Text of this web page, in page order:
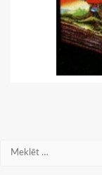
Meklēt: